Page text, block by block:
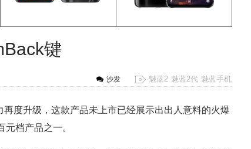
键
魅蓝2 魅蓝2代 魅蓝手机
沙发
度升级，这款产品未上市已经展示出出人意料的火爆
档产品之一。